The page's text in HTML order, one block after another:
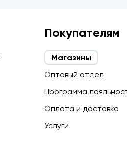
Покупателям
Магазины
Оптовый отдел
Программа
Оплата и доставка
Услуги